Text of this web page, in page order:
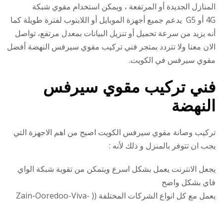
المنازل الجديدة أو المرتفعة ، ويمكن استخدام مقوي شبكة
4G أو G5 يدعم جميع أجهزة الموبايل أو اللابتوب لفترة طويلة كما
أنه يزيد من سرعة تحميل أو تنزيل البيانات بمعدل مرتفع، تواصل
الان معنا ولا تتردد بمتجر فني تركيب مقوي سيرفس النهضة أفضل
مقوي سيرفس في الكويت.
فني تركيب مقوي سيرفس
النهضة
تركيب وصانة مقوي سيرفس الكويت اصبح من اهم الاجهزة التي
يجب ان تتوفر بالمنزل و ذلك لأنه :
يجعل الانترنت يعمل بشكل اسرع ويتمكن من تقوية شبكة الواي
فاي بشكل واضح
يعمل مع كل انواع الشركات المختلفة (( Zain-Ooredoo-Viva-